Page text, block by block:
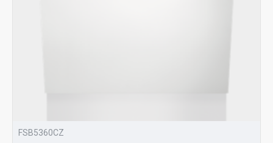
FSB5360CZ